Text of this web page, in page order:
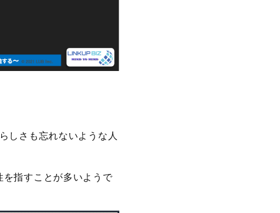
しさも忘れないような人
指すことが多いようで